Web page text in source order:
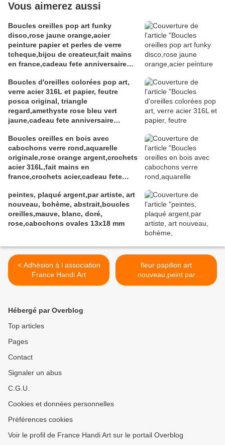
Vous aimerez aussi
Boucles oreilles pop art funky
disco,rose jaune orange,acier
peinture papier et perles de verre
tcheque,bijou de createur,fait mains
en france,cadeau fete anniversaire
narbonne
Boucles d'oreilles colorées pop art,
verre acier 316L et papier, feutre
posca original, triangle
regard,amethyste rose bleu vert
jaune,cadeau fete anniversaire
Boucles oreilles en bois avec
cabochons verre rond,aquarelle
originale,rose orange argent,crochets
acier 316L,fait mains en
france,crochets acier,cadeau fete
peintes, plaqué argent,par artiste, art
nouveau, bohème, abstrait,boucles
oreilles,mauve, blanc, doré,
rose,cabochons ovales 13x18 mm
< Adhésion à l association
France Handi Art
fleur papillon art
nouveau,peint par
artiste,marque page
Hébergé par Overblog
Top articles
Pages
Contact
Signaler un abus
C.G.U.
Cookies et données personnelles
Préférences cookies
Voir le profil de France Handi Art sur le portail Overblog